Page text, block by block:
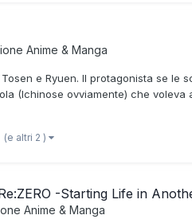
Anime & Manga
e Ryuen. Il protagonista se
(Ichinose ovviamente) che
(e altri 2 )
-Starting Life in
Anime & Manga